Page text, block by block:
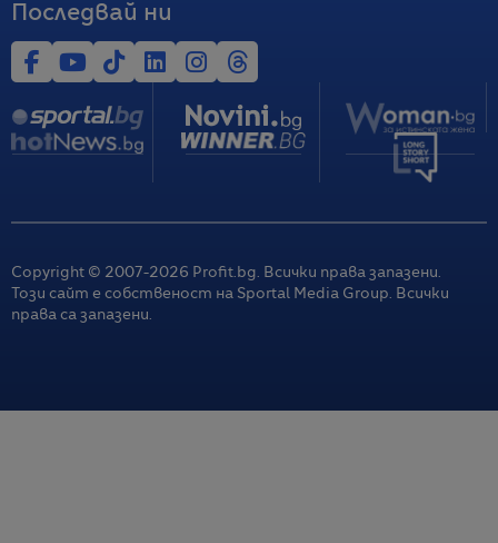
Последвай ни
Copyright © 2007-2026 Profit.bg. Всички права запазени.
Този сайт е собственост на Sportal Media Group. Всички
права са запазени.